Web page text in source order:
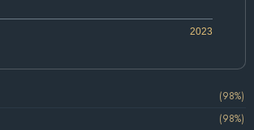
2023
(98%)
(98%)